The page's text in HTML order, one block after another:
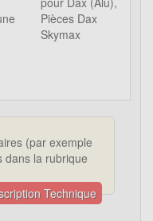
(par exemple
dans la rubrique
Technique